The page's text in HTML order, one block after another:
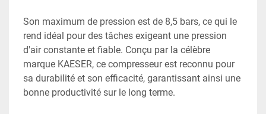
Son maximum de pression est de 8,5 bars, ce qui le
rend idéal pour des tâches exigeant une pression
d'air constante et fiable. Conçu par la célèbre
marque KAESER, ce compresseur est reconnu pour
sa durabilité et son efficacité, garantissant ainsi une
bonne productivité sur le long terme.